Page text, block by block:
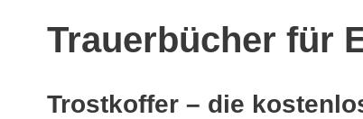
Trauerbücher für
Trostkoffer – die